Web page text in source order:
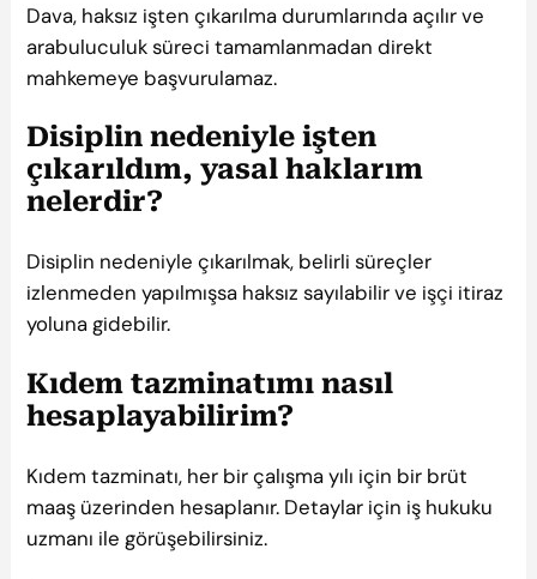
Dava, haksız işten çıkarılma durumlarında açılır ve
arabuluculuk süreci tamamlanmadan direkt
mahkemeye başvurulamaz.
Disiplin nedeniyle işten
çıkarıldım, yasal haklarım
nelerdir?
Disiplin nedeniyle çıkarılmak, belirli süreçler
izlenmeden yapılmışsa haksız sayılabilir ve işçi itiraz
yoluna gidebilir.
Kıdem tazminatımı nasıl
hesaplayabilirim?
Kıdem tazminatı, her bir çalışma yılı için bir brüt
maaş üzerinden hesaplanır. Detaylar için iş hukuku
uzmanı ile görüşebilirsiniz.